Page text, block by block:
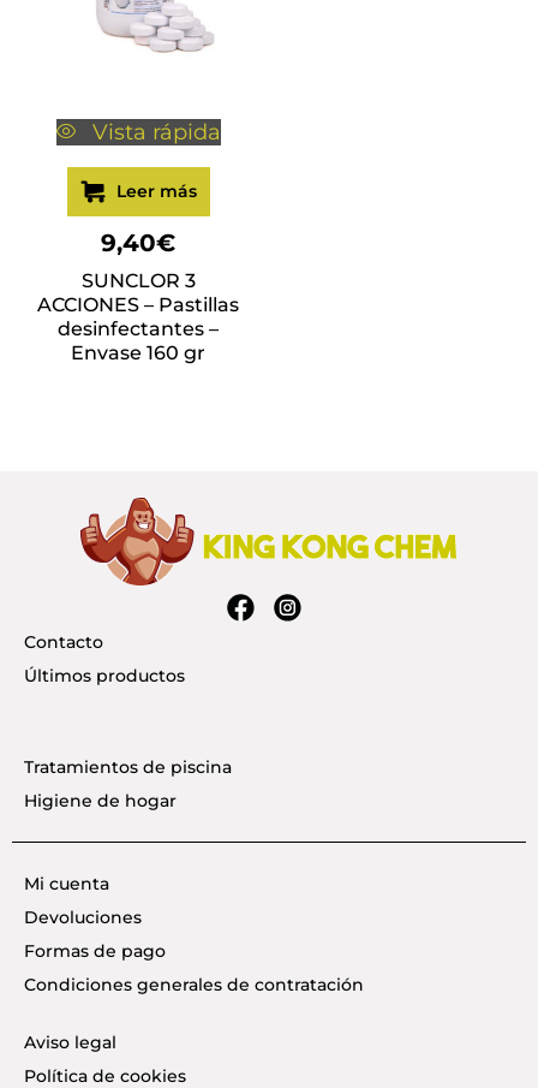
Vista rápida
Leer más
9,40€
SUNCLOR 3
ACCIONES – Pastillas
desinfectantes –
Envase 160 gr
Contacto
Últimos productos
Tratamientos de piscina
Higiene de hogar
Mi cuenta
Devoluciones
Formas de pago
Condiciones generales de contratación
Aviso legal
Política de cookies